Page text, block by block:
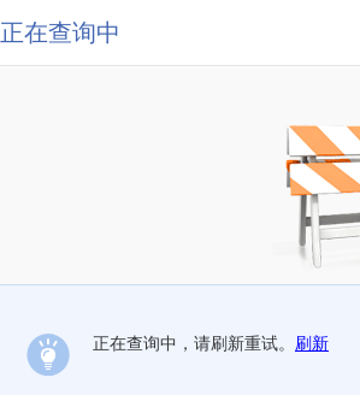
正在查询中
正在查询中，请刷新重试。 刷新